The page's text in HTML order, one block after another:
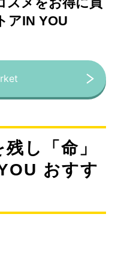
アIN YOU
し「命」
おすす